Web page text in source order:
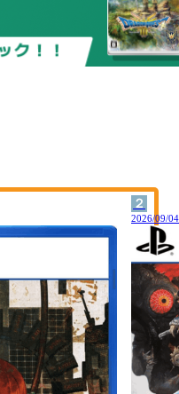
２
2026/09/